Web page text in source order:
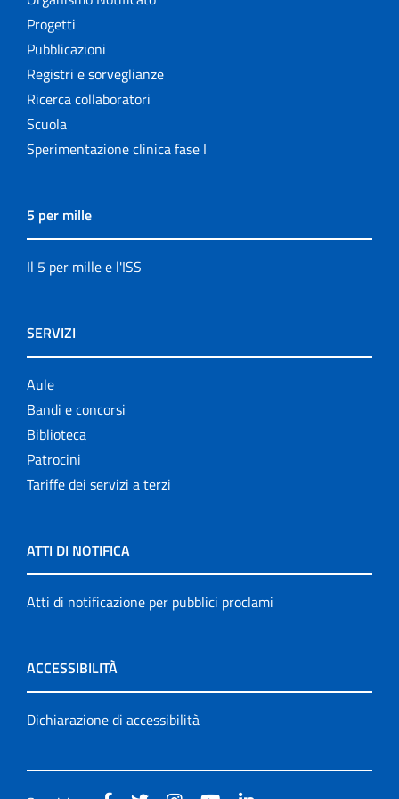
Progetti
Pubblicazioni
Registri e sorveglianze
Ricerca collaboratori
Scuola
Sperimentazione clinica fase I
5 per mille
Il 5 per mille e l'ISS
SERVIZI
Aule
Bandi e concorsi
Biblioteca
Patrocini
Tariffe dei servizi a terzi
ATTI DI NOTIFICA
Atti di notificazione per pubblici proclami
ACCESSIBILITÀ
Dichiarazione di accessibilità